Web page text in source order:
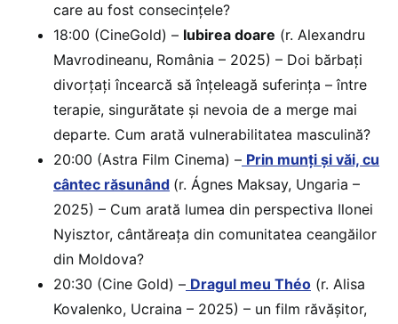
care au fost consecințele?
18:00 (CineGold) – Iubirea doare (r. Alexandru
Mavrodineanu, România – 2025) – Doi bărbați
divorțați încearcă să înțeleagă suferința – între
terapie, singurătate și nevoia de a merge mai
departe. Cum arată vulnerabilitatea masculină?
20:00 (Astra Film Cinema) – Prin munți și văi, cu
cântec răsunând (r. Ágnes Maksay, Ungaria –
2025) – Cum arată lumea din perspectiva Ilonei
Nyisztor, cântăreața din comunitatea ceangăilor
din Moldova?
20:30 (Cine Gold) – Dragul meu Théo (r. Alisa
Kovalenko, Ucraina – 2025) – un film răvășitor,